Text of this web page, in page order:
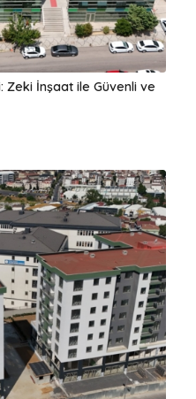
Zeki İnşaat ile Güvenli ve